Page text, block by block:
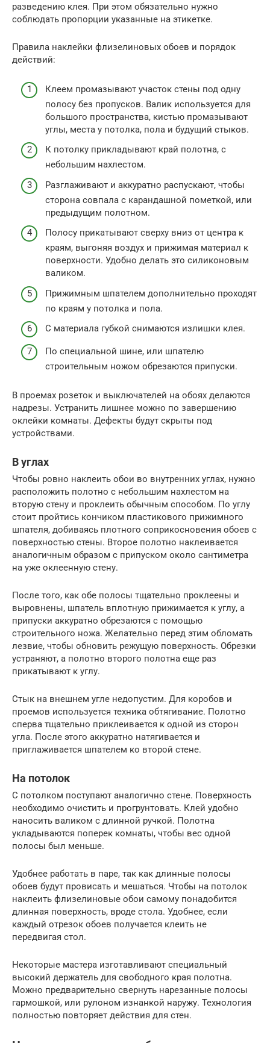
разведению клея. При этом обязательно нужно
соблюдать пропорции указанные на этикетке.
Правила наклейки флизелиновых обоев и порядок
действий:
Клеем промазывают участок стены под одну
полосу без пропусков. Валик используется для
большого пространства, кистью промазывают
углы, места у потолка, пола и будущий стыков.
К потолку прикладывают край полотна, с
небольшим нахлестом.
Разглаживают и аккуратно распускают, чтобы
сторона совпала с карандашной пометкой, или
предыдущим полотном.
Полосу прикатывают сверху вниз от центра к
краям, выгоняя воздух и прижимая материал к
поверхности. Удобно делать это силиконовым
валиком.
Прижимным шпателем дополнительно проходят
по краям у потолка и пола.
С материала губкой снимаются излишки клея.
По специальной шине, или шпателю
строительным ножом обрезаются припуски.
В проемах розеток и выключателей на обоях делаются
надрезы. Устранить лишнее можно по завершению
оклейки комнаты. Дефекты будут скрыты под
устройствами.
В углах
Чтобы ровно наклеить обои во внутренних углах, нужно
расположить полотно с небольшим нахлестом на
вторую стену и проклеить обычным способом. По углу
стоит пройтись кончиком пластикового прижимного
шпателя, добиваясь плотного соприкосновения обоев с
поверхностью стены. Второе полотно наклеивается
аналогичным образом с припуском около сантиметра
на уже оклеенную стену.
После того, как обе полосы тщательно проклеены и
выровнены, шпатель вплотную прижимается к углу, а
припуски аккуратно обрезаются с помощью
строительного ножа. Желательно перед этим обломать
лезвие, чтобы обновить режущую поверхность. Обрезки
устраняют, а полотно второго полотна еще раз
прикатывают к углу.
Стык на внешнем угле недопустим. Для коробов и
проемов используется техника обтягивание. Полотно
сперва тщательно приклеивается к одной из сторон
угла. После этого аккуратно натягивается и
приглаживается шпателем ко второй стене.
На потолок
С потолком поступают аналогично стене. Поверхность
необходимо очистить и прогрунтовать. Клей удобно
наносить валиком с длинной ручкой. Полотна
укладываются поперек комнаты, чтобы вес одной
полосы был меньше.
Удобнее работать в паре, так как длинные полосы
обоев будут провисать и мешаться. Чтобы на потолок
наклеить флизелиновые обои самому понадобится
длинная поверхность, вроде стола. Удобнее, если
каждый отрезок обоев получается клеить не
передвигая стол.
Некоторые мастера изготавливают специальный
высокий держатель для свободного края полотна.
Можно предварительно свернуть нарезанные полосы
гармошкой, или рулоном изнанкой наружу. Технология
полностью повторяет действия для стен.